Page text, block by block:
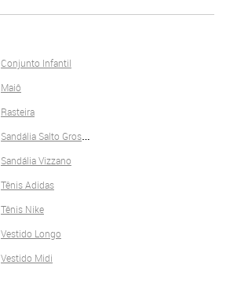
Conjunto Infantil
Maiô
Rasteira
S
andália Salto Grosso
Sandália Vizzano
Tênis Adidas
Tênis Nike
Vestido Longo
Vestido Midi